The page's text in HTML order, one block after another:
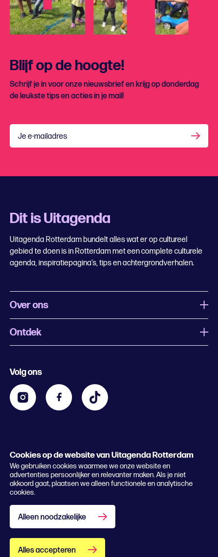
Cookies op de website van Uitagenda Rotterdam
We gebruiken cookies waarmee we onze website en
advertenties persoonlijker en relevanter maken. Als je niet
akkoord gaat, plaatsen we alleen functionele en analytische
cookies.
Alleen noodzakelijke
Alles accepteren
Blijf op de hoogte!
Schrijf je in voor onze nieuwsbrief en krijg op donderdag
de leukste tips en acties in je mail!
Je e-mailadres
Dit is Uitagenda
Uitagenda Rotterdam bundelt alles wat er op cultureel
gebied te doen is in Rotterdam met een complete culturele
agenda, inspiratiepagina’s, tips en achtergrondverhalen.
Over ons
Wat is Uitagenda Rotterdam
Contact
Zakelijk
Lees het magazine
Ontdek
Kids
Volg ons
© 2026 Rotterdam Festivals